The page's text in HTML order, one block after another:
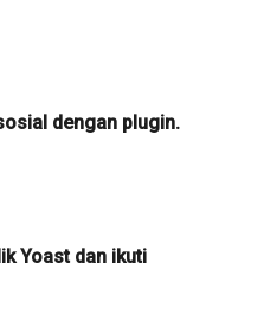
dengan plugin.
Yoast dan ikuti